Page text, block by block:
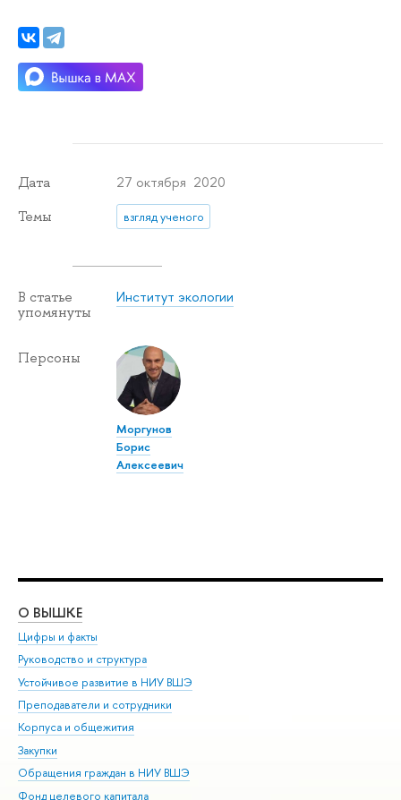
Дата 27 октября 2020
Темы взгляд ученого
В статье
упомянуты
Институт экологии
Персоны
Моргунов
Борис
Алексеевич
О ВЫШКЕ
Цифры и факты
Руководство и структура
Устойчивое развитие в НИУ ВШЭ
Преподаватели и сотрудники
Корпуса и общежития
Закупки
Обращения граждан в НИУ ВШЭ
Фонд целевого капитала